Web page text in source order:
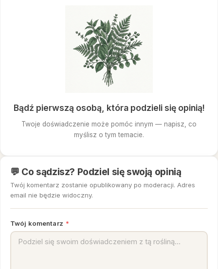
Bądź pierwszą osobą, która podzieli się opinią!
Twoje doświadczenie może pomóc innym — napisz, co
myślisz o tym temacie.
💬 Co sądzisz? Podziel się swoją opinią
Twój komentarz zostanie opublikowany po moderacji. Adres
email nie będzie widoczny.
Twój komentarz *